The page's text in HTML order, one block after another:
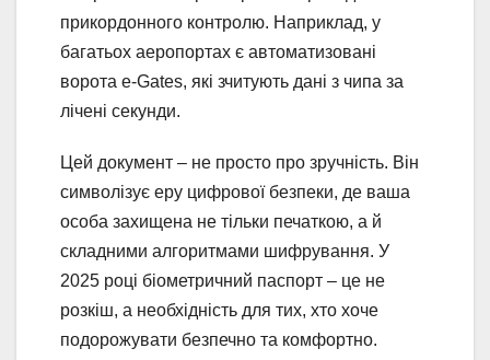
прикордонного контролю. Наприклад, у
багатьох аеропортах є автоматизовані
ворота e-Gates, які зчитують дані з чипа за
лічені секунди.
Цей документ – не просто про зручність. Він
символізує еру цифрової безпеки, де ваша
особа захищена не тільки печаткою, а й
складними алгоритмами шифрування. У
2025 році біометричний паспорт – це не
розкіш, а необхідність для тих, хто хоче
подорожувати безпечно та комфортно.